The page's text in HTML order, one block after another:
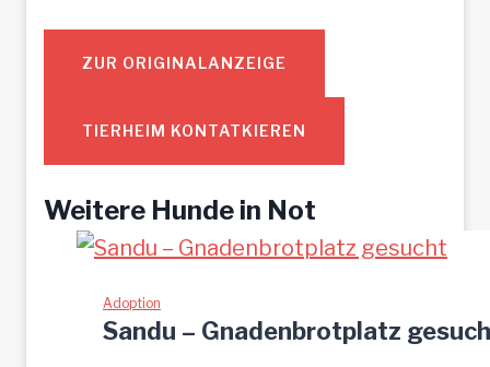
ZUR ORIGINALANZEIGE
TIERHEIM KONTATKIEREN
Weitere Hunde in Not
Adoption
Sandu – Gnadenbrotplatz